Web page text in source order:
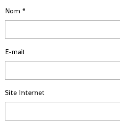
Nom
E-mail
Site Internet